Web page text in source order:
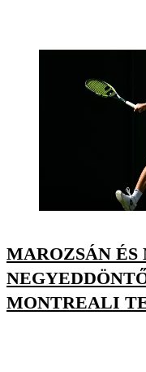
MAROZSÁN
MONTREALI